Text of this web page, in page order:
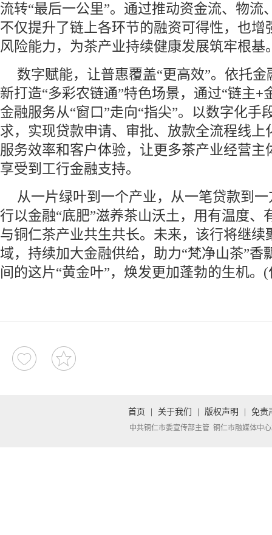
流转“最后一公里”。通过推动资金流、物流
不仅提升了链上各环节的融资可得性，也增
风险能力，为茶产业持续健康发展筑牢根基
数字赋能，让普惠覆盖“更高效”。依托
新打造“多彩农链通”特色场景，通过“链主+
金融服务从“窗口”走向“指尖”。以数字化手
求，实现贷款申请、审批、放款全流程线上
服务效率和客户体验，让更多茶产业经营主
享受到工行金融支持。
从一片绿叶到一个产业，从一笔贷款到
行以金融“底肥”滋养茶山沃土，用有温度、
与铜仁茶产业共生共长。未来，该行将继续
域，持续加大金融供给，助力“梵净山茶”香
间的这片“黄金叶”，焕发更加蓬勃的生机。
首页 关于我们 版权声明 免责
中共铜仁市委宣传部主管 铜仁市融媒体中心